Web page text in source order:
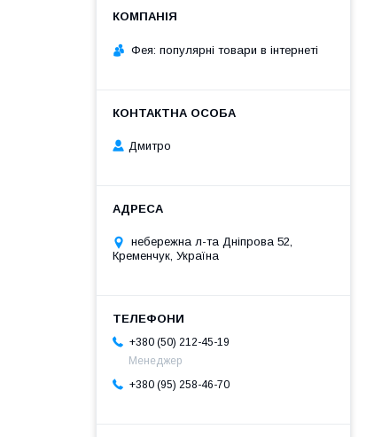
Фея: популярні товари в інтернеті
Дмитро
небережна л-та Дніпрова 52,
Кременчук, Україна
+380 (50) 212-45-19
Менеджер
+380 (95) 258-46-70